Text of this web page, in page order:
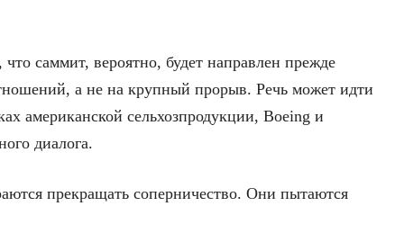
саммит, вероятно, будет направлен прежде
а не на крупный прорыв. Речь может идти
американской сельхозпродукции, Boeing и
диалога.
прекращать соперничество. Они пытаются